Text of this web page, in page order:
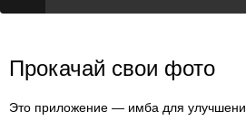
Прокачай свои фото
Это приложение — имба для